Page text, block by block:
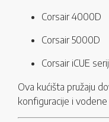
Corsair 4000D
Corsair 5000D
Corsair iCUE
Ova kućišta pružaju
konfiguracije i